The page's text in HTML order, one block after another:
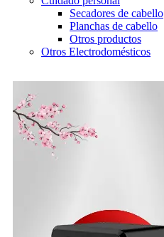
Secadores de cabello
Planchas de cabello
Otros productos
Otros Electrodomésticos